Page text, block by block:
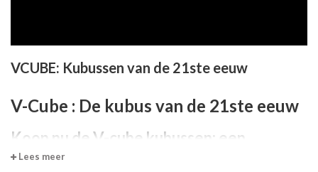
VCUBE: Kubussen van de 21ste eeuw
V-Cube : De kubus van de 21ste eeuw
Koop nu de V-cube kubussen: een
uitdaging van formaat.
Lees meer